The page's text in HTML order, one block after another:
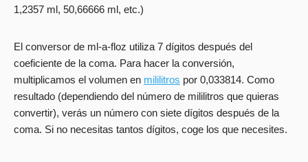
1,2357 ml, 50,66666 ml, etc.)
El conversor de ml-a-floz utiliza 7 dígitos después del
coeficiente de la coma. Para hacer la conversión,
multiplicamos el volumen en mililitros por 0,033814. Como
resultado (dependiendo del número de mililitros que quieras
convertir), verás un número con siete dígitos después de la
coma. Si no necesitas tantos dígitos, coge los que necesites.